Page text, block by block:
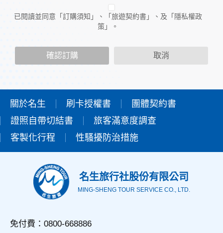
外的相關連結網站，也不適用於非本網站所委託或參與管理的
人員。
當您造訪本網站或使用本網站所提供之功能服務時，我們將視
該服務功能性質，請您提供必要的個人資料，並在該特定目的
本網站在您使用服務信箱、問卷調查等互動性功能時，會保留
您所提供的姓名、電子郵件地址、聯絡方式及使用時間等。
於一般瀏覽時，伺服器會自行記錄相關行徑，包括您使用連線
設備的IP位址、使用時間、使用的瀏覽器、瀏覽及點選資料記
用，決不對外公佈。
外，我們會視需要公佈統計數據及說明文字，但不涉及特定個
人之資料。
三、資料之保護
備及必要的安全防護措施，加以保護網站及您的個人資料採用
嚴格的保護措施，只由經過授權的人員才能接觸您的個人資
已閱讀並同意「訂購須知」、「旅遊契約書」、及「隱私權政
策」。
確認訂購 取消
關於名生 刷卡授權書
團體契約書
證照自帶切結書
旅客滿意度調查
客製化行程
性騷擾防治措施
名生旅行社股份有限公司
MING-SHENG TOUR SERVICE CO., LTD.
免付費：0800-668886